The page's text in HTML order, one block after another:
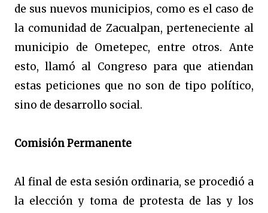
de sus nuevos municipios, como es el caso de
la comunidad de Zacualpan, perteneciente al
municipio de Ometepec, entre otros. Ante
esto, llamó al Congreso para que atiendan
estas peticiones que no son de tipo político,
sino de desarrollo social.
Comisión Permanente
Al final de esta sesión ordinaria, se procedió a
la elección y toma de protesta de las y los